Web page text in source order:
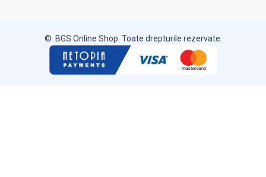
© BGS Online Shop. Toate drepturile rezervate.